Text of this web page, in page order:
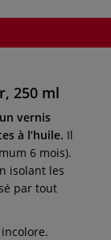
250 ml
vernis
à l’huile. Il
6 mois).
isolant les
par tout